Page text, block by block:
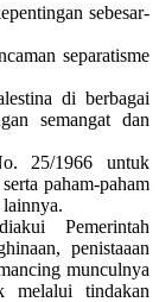
sebesar-
separatisme
di berbagai
semangat dan
25/1966 untuk
paham-paham
lainnya.
Pemerintah
penistaaan
munculnya
melalui tindakan